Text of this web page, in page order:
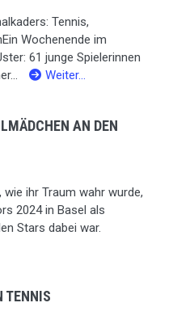
Tennis,
Wochenende im
61 junge Spielerinnen
Weiter…
AN DEN
ihr Traum wahr wurde,
2024 in Basel als
Stars dabei war.
TENNIS